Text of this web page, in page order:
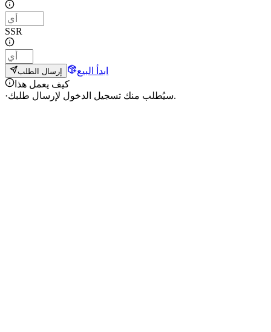
SSR
إرسال الطلب
ابدأ البيع
كيف يعمل هذا
·
سيُطلب منك تسجيل الدخول لإرسال طلبك.